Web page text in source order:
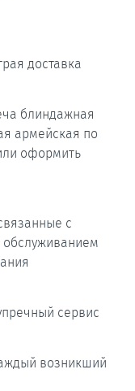
доставка
блиндажная
армейская по
оформить
с
сервис
возникший